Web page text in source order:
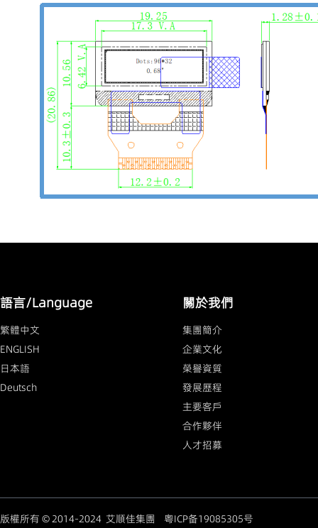
語言/Language
繁體中文
ENGLISH
日本語
Deutsch
關於我們
集團簡介
企業文化
榮譽資質
發展歷程
主要客戶
合作夥伴
人才招募
版權所有 © 2014-2024 艾順佳集團 粤ICP备19085305号